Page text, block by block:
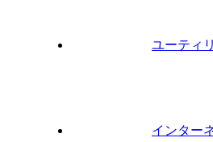
ユーティ
インター